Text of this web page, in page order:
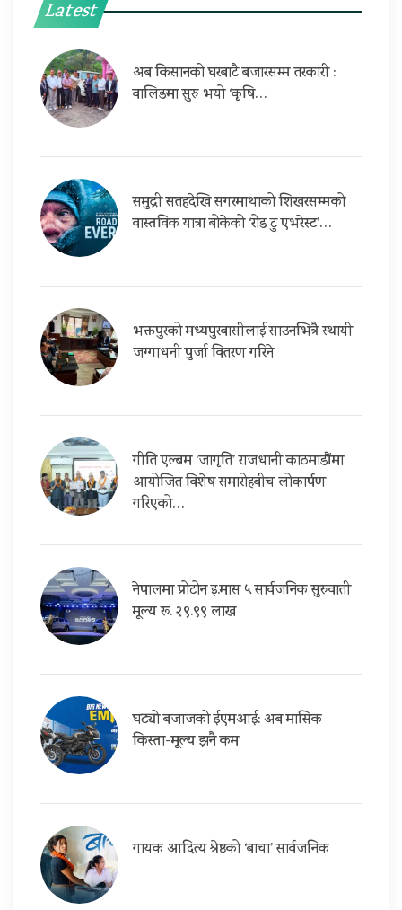
Latest
अब किसानको घरबाटै बजारसम्म तरकारी :
वालिङमा सुरु भयो ‘कृषि…
समुद्री सतहदेखि सगरमाथाको शिखरसम्मको
वास्तविक यात्रा बोकेको ‘रोड टु एभरेस्ट’…
भक्तपुरको मध्यपुरबासीलाई साउनभित्रै स्थायी
जग्गाधनी पुर्जा वितरण गरिने
गीति एल्बम ‘जागृति’ राजधानी काठमाडौंमा
आयोजित विशेष समारोहबीच लोकार्पण
गरिएको…
नेपालमा प्रोटोन इ.मास ५ सार्वजनिक सुरुवाती
मूल्य रू. २९.९९ लाख
घट्यो बजाजको ईएमआई: अब मासिक
किस्ता-मूल्य झनै कम
गायक आदित्य श्रेष्ठको ‘बाचा’ सार्वजनिक